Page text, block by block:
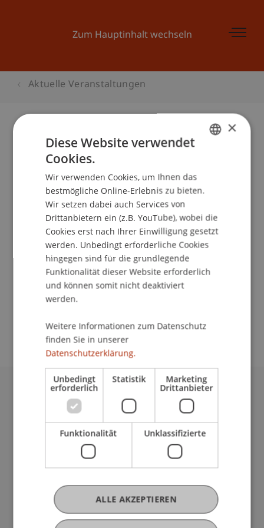
Zum Hauptinhalt wechseln
Aktuelle Veranstaltungen
Kinder-Uni Liechtenstein: «WER
KRATZT DA AN DEN WOLKEN? VOM
ABENTEUER IN SCHWINDELNDER
HÖHE!»
School/Professur:
Kommunikation und Marketing
Veranstaltungsdetails
Universität Liechtenstein
Fürst-Franz-Josef-Strasse
9490 Vaduz
T +423 265 11 11
info@uni.li
Fußzeile Rechtliche Hinweise
Rechtssammlung
Datenschutzerklärung
Disclaimer
×
Diese Website verwendet
Cookies.
Wir verwenden Cookies, um Ihnen das
bestmögliche Online-Erlebnis zu bieten.
Wir setzen dabei auch Services von
Drittanbietern ein (z.B. YouTube), wobei die
Cookies erst nach Ihrer Einwilligung gesetzt
werden. Unbedingt erforderliche Cookies
hingegen sind für die grundlegende
Funktionalität dieser Website erforderlich
und können somit nicht deaktiviert
werden.
Weitere Informationen zum Datenschutz
finden Sie in unserer
Datenschutzerklärung.
Unbedingt
erforderlich
Statistik Marketing
Drittanbieter
Funktionalität Unklassifizierte
ALLE AKZEPTIEREN